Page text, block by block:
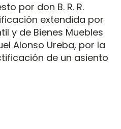
por don B. R. R.
extendida por
y de Bienes Muebles
Alonso Ureba, por la
de un asiento